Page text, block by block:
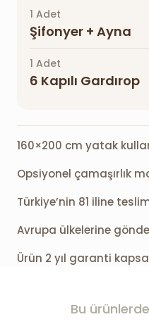
1 Adet
Şifonyer + Ayna
1 Adet
6 Kapılı Gardırop
160×200 cm yatak
Opsiyonel çamaşırlık
Türkiye’nin 81 iline
Avrupa ülkelerine
Ürün 2 yıl garanti
Bu